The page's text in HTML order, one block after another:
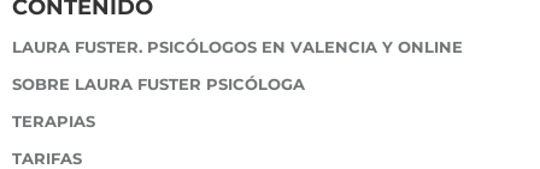
CONTENIDO
LAURA FUSTER. PSICÓLOGOS EN VALENCIA Y ONLINE
SOBRE LAURA FUSTER PSICÓLOGA
TERAPIAS
TARIFAS